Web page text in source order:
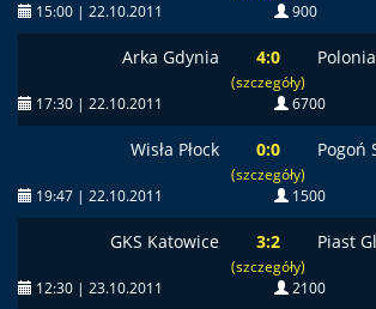
15:00 | 22.10.2011 900
Arka Gdynia 4:0
(szczegóły)
17:30 | 22.10.2011 6700
Wisła Płock 0:0
(szczegóły)
Pogoń
19:47 | 22.10.2011 1500
GKS Katowice 3:2
(szczegóły)
Piast
12:30 | 23.10.2011 2100